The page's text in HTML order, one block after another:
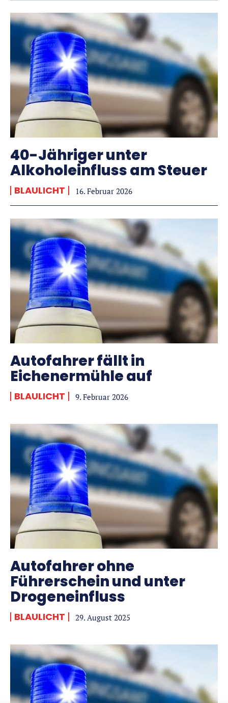
40-Jähriger unter
Alkoholeinfluss am Steuer
BLAULICHT 16. Februar 2026
Autofahrer fällt in
Eichenermühle auf
BLAULICHT 9. Februar 2026
Autofahrer ohne
Führerschein und unter
Drogeneinfluss
BLAULICHT 29. August 2025